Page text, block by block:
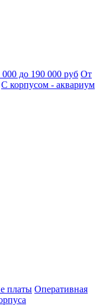
000 до 190 000 руб От
С корпусом - аквариум
платы Оперативная